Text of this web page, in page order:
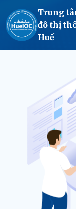
Trung
đô thị
Huế